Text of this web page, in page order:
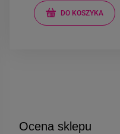
DO KOSZYKA
Ocena sklepu